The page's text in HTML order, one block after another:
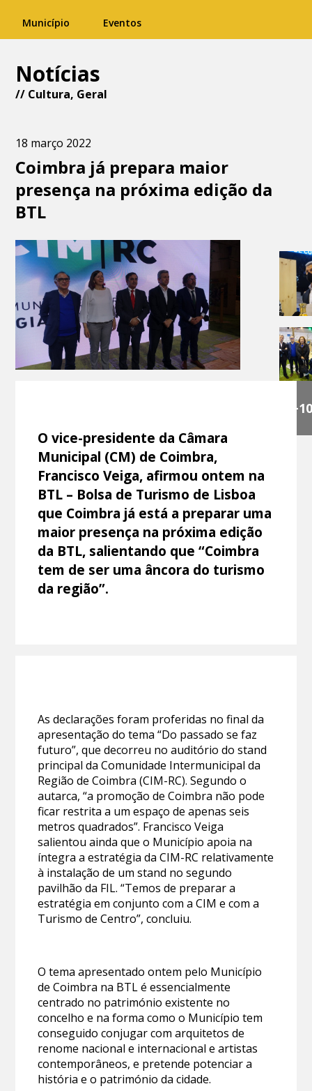
Município Eventos
Notícias
// Cultura, Geral
18 março 2022
Coimbra já prepara maior
presença na próxima edição da
BTL
+10
O vice-presidente da Câmara
Municipal (CM) de Coimbra,
Francisco Veiga, afirmou ontem na
BTL – Bolsa de Turismo de Lisboa
que Coimbra já está a preparar uma
maior presença na próxima edição
da BTL, salientando que “Coimbra
tem de ser uma âncora do turismo
da região”.
As declarações foram proferidas no final da
apresentação do tema “Do passado se faz
futuro”, que decorreu no auditório do stand
principal da Comunidade Intermunicipal da
Região de Coimbra (CIM-RC). Segundo o
autarca, “a promoção de Coimbra não pode
ficar restrita a um espaço de apenas seis
metros quadrados”. Francisco Veiga
salientou ainda que o Município apoia na
íntegra a estratégia da CIM-RC relativamente
à instalação de um stand no segundo
pavilhão da FIL. “Temos de preparar a
estratégia em conjunto com a CIM e com a
Turismo de Centro”, concluiu.
O tema apresentado ontem pelo Município
de Coimbra na BTL é essencialmente
centrado no património existente no
concelho e na forma como o Município tem
conseguido conjugar com arquitetos de
renome nacional e internacional e artistas
contemporâneos, e pretende potenciar a
história e o património da cidade.